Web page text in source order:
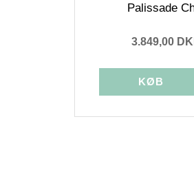
Palissade
3.849,00